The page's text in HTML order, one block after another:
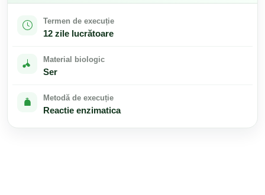
Termen de execuție
12 zile lucrătoare
Material biologic
Ser
Metodă de execuție
Reactie enzimatica